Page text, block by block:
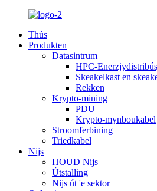
Thús
Produkten
Datasintrum
HPC-
Skeakelkast en
Rekken
Krypto-mining
PDU
Krypto-mynboukabel
Stroomferbining
Triedkabel
Nijs
HOUD Nijs
Útstalling
Nijs út 'e sektor